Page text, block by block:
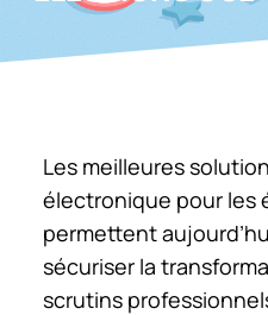
Les meilleures
électronique pour les
permettent
sécuriser la
scrutins